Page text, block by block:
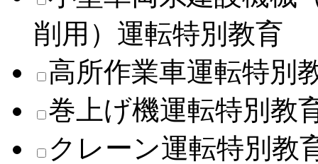
削用）運転特別教育
高所作業車運転特別
巻上げ機運転特別教
クレーン運転特別教